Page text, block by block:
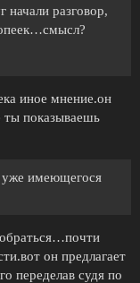
начали разговор,
иное мнение.он
ты показываешь
уже имеющегося
он предлагает
переделав судя по